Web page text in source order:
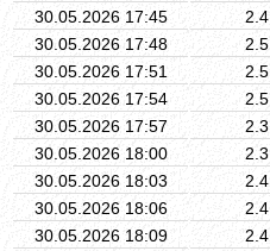
30.05.2026 17:45
2.4
30.05.2026 17:48
2.5
30.05.2026 17:51
2.5
30.05.2026 17:54
2.5
30.05.2026 17:57
2.3
30.05.2026 18:00
2.3
30.05.2026 18:03
2.4
30.05.2026 18:06
2.4
30.05.2026 18:09
2.4